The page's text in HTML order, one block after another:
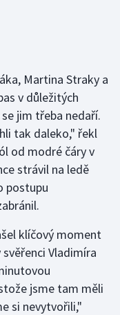
Martina Straky a
v důležitých
jim třeba nedaří.
tak daleko," řekl
od modré čáry v
strávil na ledě
postupu
klíčový moment
Vladimíra
jsme tam měli
si nevytvořili,"